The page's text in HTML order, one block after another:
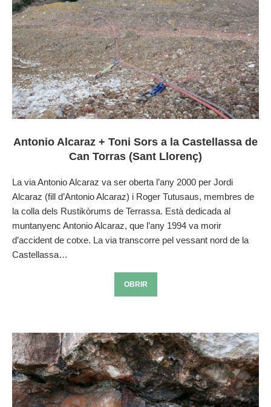
Antonio Alcaraz + Toni Sors a la Castellassa de
Can Torras (Sant Llorenç)
La via Antonio Alcaraz va ser oberta l’any 2000 per Jordi
Alcaraz (fill d’Antonio Alcaraz) i Roger Tutusaus, membres de
la colla dels Rustikòrums de Terrassa. Està dedicada al
muntanyenc Antonio Alcaraz, que l’any 1994 va morir
d’accident de cotxe. La via transcorre pel vessant nord de la
Castellassa…
OBRIR